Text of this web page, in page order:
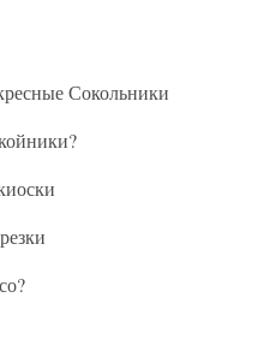
Сокольники